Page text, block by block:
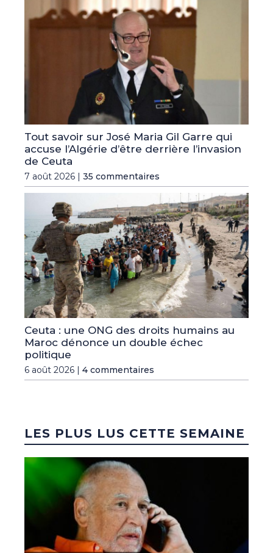
Tout savoir sur José Maria Gil Garre qui
accuse l’Algérie d’être derrière l’invasion
de Ceuta
7 août 2026 | 35 commentaires
Ceuta : une ONG des droits humains au
Maroc dénonce un double échec
politique
6 août 2026 | 4 commentaires
LES PLUS LUS CETTE SEMAINE